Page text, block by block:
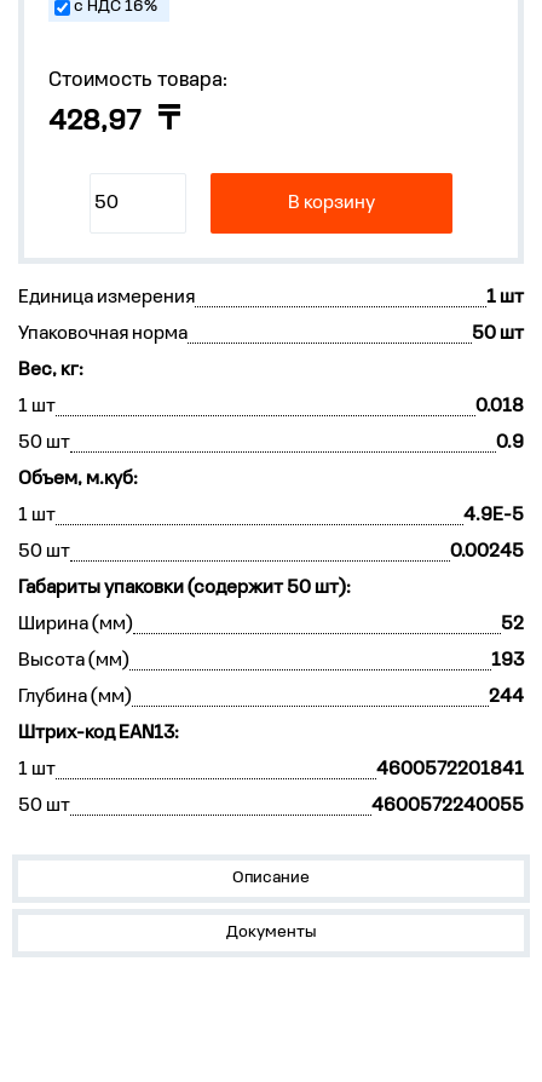
с НДС 16%
Стоимость товара:
428,97
В корзину
Единица измерения
1 шт
Упаковочная норма
50 шт
Вес, кг:
1 шт
0.018
50 шт
0.9
Объем, м.куб:
1 шт
4.9E-5
50 шт
0.00245
Габариты упаковки (содержит 50 шт):
Ширина (мм)
52
Высота (мм)
193
Глубина (мм)
244
Штрих-код EAN13:
1 шт
4600572201841
50 шт
4600572240055
Описание
Документы